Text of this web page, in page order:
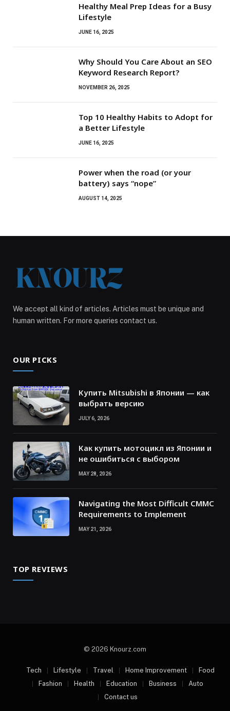
Healthy Meal Prep Ideas for a Busy
Lifestyle
JUNE 16, 2025
Why Should You Care About an SEO
Keyword Research Report?
NOVEMBER 26, 2025
Top 10 Healthy Habits to Adopt for
a Better Lifestyle
JUNE 16, 2025
Power when the road (or your
battery) says “nope”
AUGUST 14, 2025
We accept all kind of articles. Articles must be unique and
human written. For more queries contact us.
OUR PICKS
Купить Mitsubishi в Японии — как
выбрать версию
JULY 6, 2026
Как купить мотоцикл из Японии и
не ошибиться с выбором
MAY 28, 2026
Navigating the Most Difficult CMMC
Requirements to Implement
MAY 21, 2026
TOP REVIEWS
© 2026 Knourz.com
Tech Lifestyle Travel Home Improvement
Food
Fashion
Health Education Business
Auto
Contact us